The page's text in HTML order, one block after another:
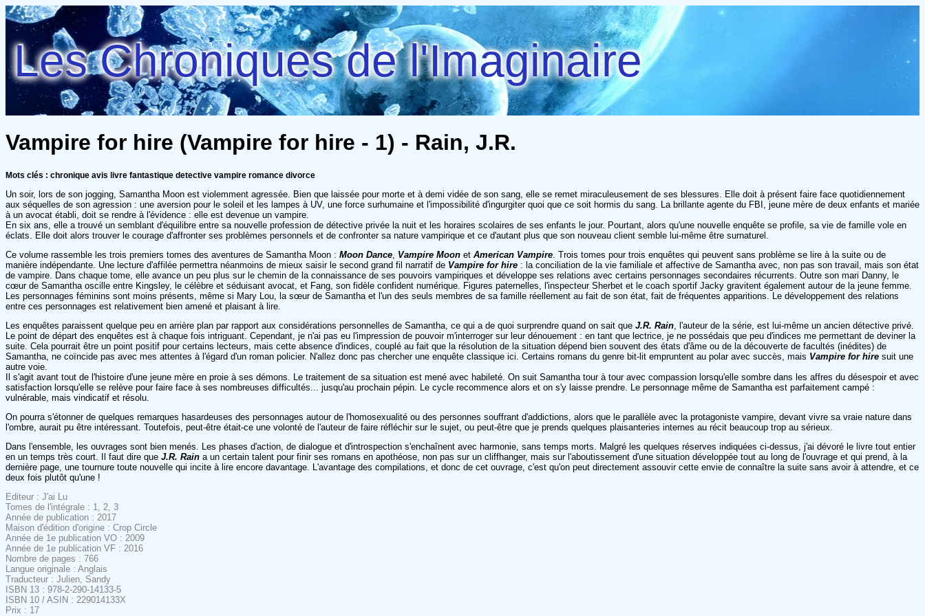
Les Chroniques de l'Imaginaire
Vampire for hire (Vampire for hire - 1) - Rain, J.R.
Mots clés : chronique avis livre fantastique detective vampire romance divorce
Un soir, lors de son jogging, Samantha Moon est violemment agressée. Bien que laissée pour morte et à demi vidée de son sang, elle se remet miraculeusement de ses blessures. Elle doit à présent faire face quotidiennement
aux séquelles de son agression : une aversion pour le soleil et les lampes à UV, une force surhumaine et l'impossibilité d'ingurgiter quoi que ce soit hormis du sang. La brillante agente du FBI, jeune mère de deux enfants et mariée
à un avocat établi, doit se rendre à l'évidence : elle est devenue un vampire.
En six ans, elle a trouvé un semblant d'équilibre entre sa nouvelle profession de détective privée la nuit et les horaires scolaires de ses enfants le jour. Pourtant, alors qu'une nouvelle enquête se profile, sa vie de famille vole en
éclats. Elle doit alors trouver le courage d'affronter ses problèmes personnels et de confronter sa nature vampirique et ce d'autant plus que son nouveau client semble lui-même être surnaturel.
Ce volume rassemble les trois premiers tomes des aventures de Samantha Moon : Moon Dance Vampire Moon et American Vampire . Trois tomes pour trois enquêtes qui peuvent sans problème se lire à la suite ou de
manière indépendante. Une lecture d'affilée permettra néanmoins de mieux saisir le second grand fil narratif de Vampire for hire : la conciliation de la vie familiale et affective de Samantha avec, non pas son travail, mais son état
de vampire. Dans chaque tome, elle avance un peu plus sur le chemin de la connaissance de ses pouvoirs vampiriques et développe ses relations avec certains personnages secondaires récurrents. Outre son mari Danny, le
cœur de Samantha oscille entre Kingsley, le célèbre et séduisant avocat, et Fang, son fidèle confident numérique. Figures paternelles, l'inspecteur Sherbet et le coach sportif Jacky gravitent également autour de la jeune femme.
Les personnages féminins sont moins présents, même si Mary Lou, la sœur de Samantha et l'un des seuls membres de sa famille réellement au fait de son état, fait de fréquentes apparitions. Le développement des relations
entre ces personnages est relativement bien amené et plaisant à lire.
Les enquêtes paraissent quelque peu en arrière plan par rapport aux considérations personnelles de Samantha, ce qui a de quoi surprendre quand on sait que J.R. Rain , l'auteur de la série, est lui-même un ancien détective privé.
Le point de départ des enquêtes est à chaque fois intriguant. Cependant, je n'ai pas eu l'impression de pouvoir m'interroger sur leur dénouement : en tant que lectrice, je ne possédais que peu d'indices me permettant de deviner la
suite. Cela pourrait être un point positif pour certains lecteurs, mais cette absence d'indices, couplé au fait que la résolution de la situation dépend bien souvent des états d'âme ou de la découverte de facultés (inédites) de
Samantha, ne coïncide pas avec mes attentes à l'égard d'un roman policier. N'allez donc pas chercher une enquête classique ici. Certains romans du genre bit-lit empruntent au polar avec succès, mais Vampire for hire suit une
autre voie.
Il s'agit avant tout de l'histoire d'une jeune mère en proie à ses démons. Le traitement de sa situation est mené avec habileté. On suit Samantha tour à tour avec compassion lorsqu'elle sombre dans les affres du désespoir et avec
satisfaction lorsqu'elle se relève pour faire face à ses nombreuses difficultés... jusqu'au prochain pépin. Le cycle recommence alors et on s'y laisse prendre. Le personnage même de Samantha est parfaitement campé :
vulnérable, mais vindicatif et résolu.
On pourra s'étonner de quelques remarques hasardeuses des personnages autour de l'homosexualité ou des personnes souffrant d'addictions, alors que le parallèle avec la protagoniste vampire, devant vivre sa vraie nature dans
l'ombre, aurait pu être intéressant. Toutefois, peut-être était-ce une volonté de l'auteur de faire réfléchir sur le sujet, ou peut-être que je prends quelques plaisanteries internes au récit beaucoup trop au sérieux.
Dans l'ensemble, les ouvrages sont bien menés. Les phases d'action, de dialogue et d'introspection s'enchaînent avec harmonie, sans temps morts. Malgré les quelques réserves indiquées ci-dessus, j'ai dévoré le livre tout entier
en un temps très court. Il faut dire que J.R. Rain a un certain talent pour finir ses romans en apothéose, non pas sur un cliffhanger, mais sur l'aboutissement d'une situation développée tout au long de l'ouvrage et qui prend, à la
dernière page, une tournure toute nouvelle qui incite à lire encore davantage. L'avantage des compilations, et donc de cet ouvrage, c'est qu'on peut directement assouvir cette envie de connaître la suite sans avoir à attendre, et ce
deux fois plutôt qu'une !
Editeur : J'ai Lu
Tomes de l'intégrale : 1, 2, 3
Année de publication : 2017
Maison d'édition d'origine : Crop Circle
Année de 1e publication VO : 2009
Année de 1e publication VF : 2016
Nombre de pages : 766
Langue originale : Anglais
Traducteur : Julien, Sandy
ISBN 13 : 978-2-290-14133-5
ISBN 10 / ASIN : 229014133X
Prix : 17